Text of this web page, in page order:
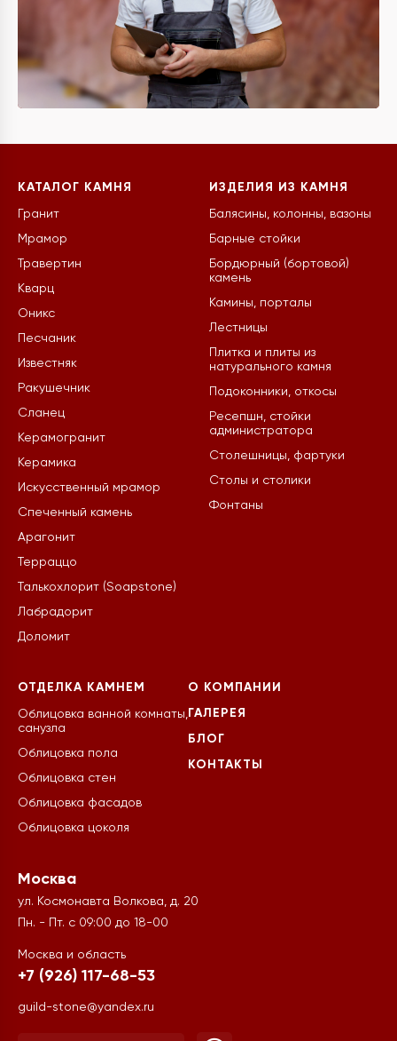
КАТАЛОГ КАМНЯ
Гранит
Мрамор
Травертин
Кварц
Оникс
Песчаник
Известняк
Ракушечник
Сланец
Керамогранит
Керамика
Искусственный мрамор
Спеченный камень
Арагонит
Терраццо
Талькохлорит (Soapstone)
Лабрадорит
Доломит
ИЗДЕЛИЯ ИЗ КАМНЯ
Балясины, колонны, вазоны
Барные стойки
Бордюрный (бортовой)
камень
Камины, порталы
Лестницы
Плитка и плиты из
натурального камня
Подоконники, откосы
Ресепшн, стойки
администратора
Столешницы, фартуки
Столы и столики
Фонтаны
ОТДЕЛКА КАМНЕМ
Облицовка ванной комнаты,
санузла
Облицовка пола
Облицовка стен
Облицовка фасадов
Облицовка цоколя
О КОМПАНИИ
ГАЛЕРЕЯ
БЛОГ
КОНТАКТЫ
Москва
ул. Космонавта Волкова, д. 20
Пн. - Пт. с 09:00 до 18-00
Москва и область
+7 (926) 117-68-53
guild-stone@yandex.ru